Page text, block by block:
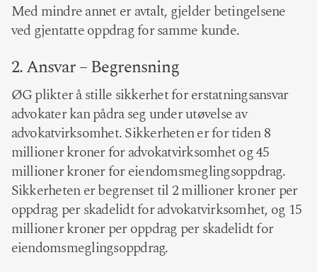
Med mindre annet er avtalt, gjelder betingelsene
ved gjentatte oppdrag for samme kunde.
2. Ansvar – Begrensning
ØG plikter å stille sikkerhet for erstatningsansvar
advokater kan pådra seg under utøvelse av
advokatvirksomhet. Sikkerheten er for tiden 8
millioner kroner for advokatvirksomhet og 45
millioner kroner for eiendomsmeglingsoppdrag.
Sikkerheten er begrenset til 2 millioner kroner per
oppdrag per skadelidt for advokatvirksomhet, og 15
millioner kroner per oppdrag per skadelidt for
eiendomsmeglingsoppdrag.